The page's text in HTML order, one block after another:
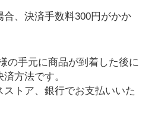
、決済手数料300円がかか
の手元に商品が到着した後に
方法です。
トア、銀行でお支払いいた